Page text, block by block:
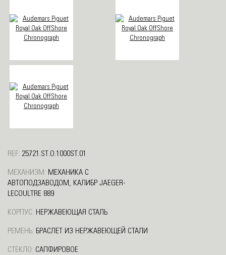
REF: 25721.ST.O.1000ST.01
МЕХАНИЗМ: МЕХАНИКА С
АВТОПОДЗАВОДОМ, КАЛИБР JAEGER-
LECOULTRE 889
КОРПУС: НЕРЖАВЕЮЩАЯ СТАЛЬ
РЕМЕНЬ: БРАСЛЕТ ИЗ НЕРЖАВЕЮЩЕЙ СТАЛИ
СТЕКЛО: САПФИРОВОЕ